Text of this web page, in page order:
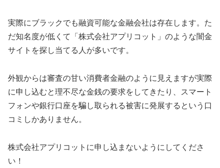
実際にブラックでも融資可能な金融会社は存在します。た
だ知名度が低くて「株式会社アプリコット」のような闇金
サイトを探し当てる人が多いです。
外観からは審査の甘い消費者金融のように見えますが実際
に申し込むと理不尽な金銭の要求をしてきたり、スマート
フォンや銀行口座を騙し取られる被害に発展するという口
コミしかありません。
株式会社アプリコットに申し込まないようにしてくださ
い！